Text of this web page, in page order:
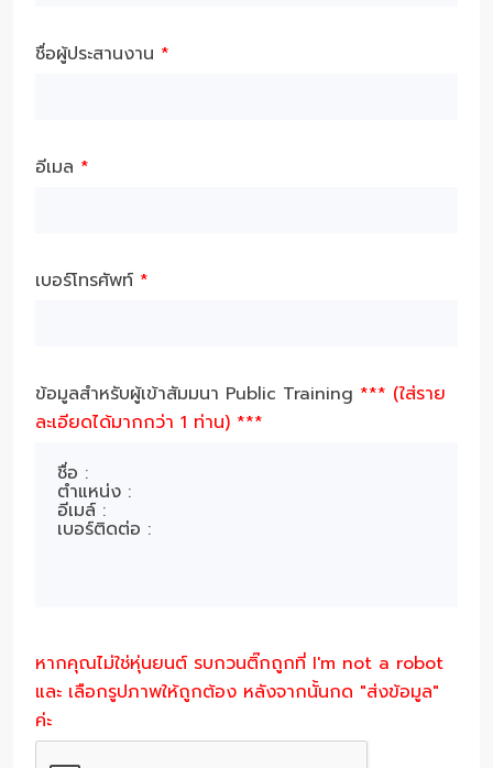
ชื่อผู้ประสานงาน *
อีเมล *
เบอร์โทรศัพท์ *
ข้อมูลสำหรับผู้เข้าสัมมนา Public Training *** (ใส่ราย
ละเอียดได้มากกว่า 1 ท่าน) ***
หากคุณไม่ใช่หุ่นยนต์ รบกวนติ๊กถูกที่ I'm not a robot
และ เลือกรูปภาพให้ถูกต้อง หลังจากนั้นกด "ส่งข้อมูล"
ค่ะ